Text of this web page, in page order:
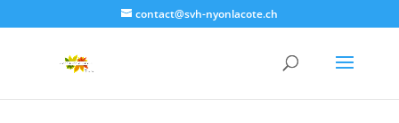
contact@svh-nyonlacote.ch